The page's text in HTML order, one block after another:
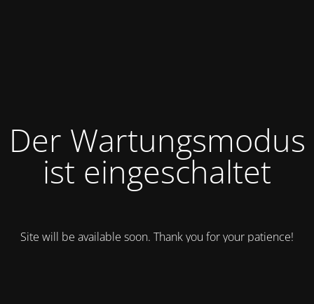
Der Wartungsmodus
ist eingeschaltet
Site will be available soon. Thank you for your patience!